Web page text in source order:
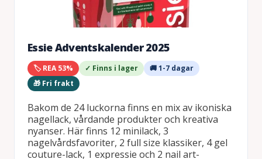
Essie Adventskalender 2025
🏷️ REA 53% ✓ Finns i lager
🚚 1-7 dagar
🎁 Fri frakt
Bakom de 24 luckorna finns en mix av ikoniska
nagellack, vårdande produkter och kreativa
nyanser. Här finns 12 minilack, 3
nagelvårdsfavoriter, 2 full size klassiker, 4 gel
couture-lack, 1 expressie och 2 nail art-